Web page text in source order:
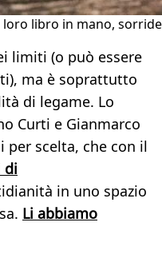
loro libro in mano,
limiti (o può essere
ma è soprattutto
di legame. Lo
Curti e Gianmarco
per scelta, che con il
di
in uno spazio
Li abbiamo